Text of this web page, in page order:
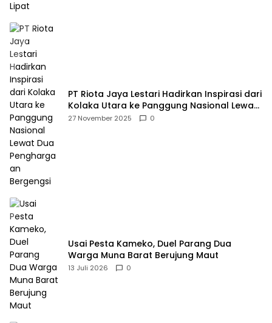
PT Riota Jaya Lestari Hadirkan Inspirasi dari
Kolaka Utara ke Panggung Nasional Lewat
Dua Penghargaan Bergengsi
27 November 2025 0
Usai Pesta Kameko, Duel Parang Dua
Warga Muna Barat Berujung Maut
13 Juli 2026 0